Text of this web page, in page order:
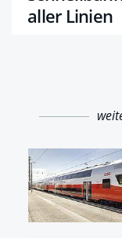
aller Linien